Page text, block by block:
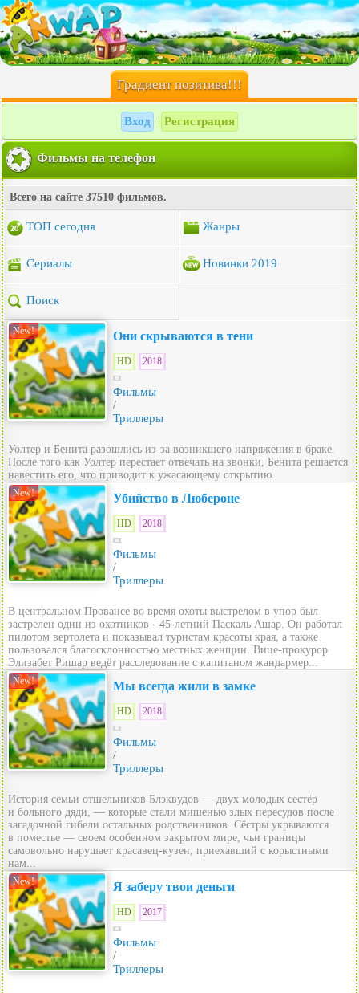
Градиент позитива!!!
Вход Регистрация
Фильмы на телефон
Всего на сайте 37510 фильмов.
ТОП сегодня Жанры
Сериалы Новинки 2019
Поиск
New! Они скрываются в тени
HD 2018
Фильмы
/
Триллеры
Уолтер и Бенита разошлись из-за возникшего напряжения в браке.
После того как Уолтер перестает отвечать на звонки, Бенита решается
навестить его, что приводит к ужасающему открытию.
New! Убийство в Любероне
HD 2018
Фильмы
/
Триллеры
В центральном Провансе во время охоты выстрелом в упор был
застрелен один из охотников - 45-летний Паскаль Ашар. Он работал
пилотом вертолета и показывал туристам красоты края, а также
пользовался благосклонностью местных женщин. Вице-прокурор
Элизабет Ришар ведёт расследование с капитаном жандармер...
New! Мы всегда жили в замке
HD 2018
Фильмы
/
Триллеры
История семьи отшельников Блэквудов — двух молодых сестёр
и больного дяди, — которые стали мишенью злых пересудов после
загадочной гибели остальных родственников. Сёстры укрываются
в поместье — своем особенном закрытом мире, чьи границы
самовольно нарушает красавец-кузен, приехавший с корыстными
нам...
New! Я заберу твои деньги
HD 2017
Фильмы
/
Триллеры